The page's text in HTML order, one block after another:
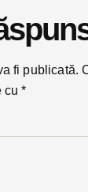
fi publicată.
cu*